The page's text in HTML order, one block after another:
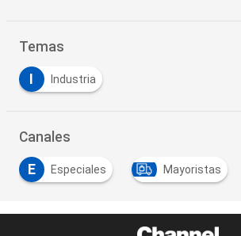
Temas
Industria
Canales
E Especiales Mayoristas